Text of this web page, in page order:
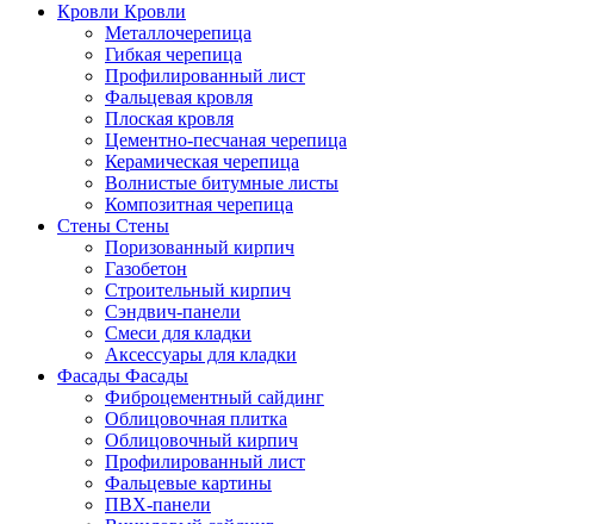
Кровли Кровли
Металлочерепица
Гибкая черепица
Профилированный лист
Фальцевая кровля
Плоская кровля
Цементно-песчаная черепица
Керамическая черепица
Волнистые битумные листы
Композитная черепица
Стены Стены
Поризованный кирпич
Газобетон
Строительный кирпич
Сэндвич-панели
Смеси для кладки
Аксессуары для кладки
Фасады Фасады
Фиброцементный сайдинг
Облицовочная плитка
Облицовочный кирпич
Профилированный лист
Фальцевые картины
ПВХ-панели